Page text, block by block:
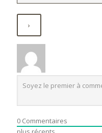
0 Commentaires